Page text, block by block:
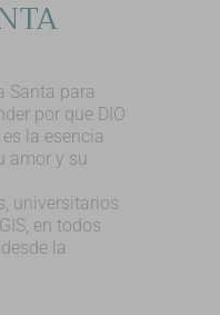
Santa para
por que DIO
la esencia
amor y su
universitarios
en todos
la